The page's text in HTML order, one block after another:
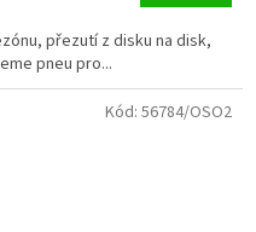
přezutí z disku na disk,
pneu pro...
Kód: 56784/OSO2